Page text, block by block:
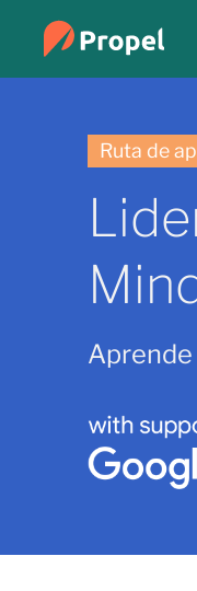
Ruta de
Aprende